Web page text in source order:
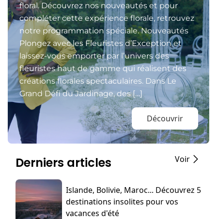
floral. Découvrez nos nouveautés et pour
compléter cette expérience florale, retrouvez
notre programmation spéciale. Nouveautés
Plongez avec les Fleuristes d’Exception et
laissez-vous emporter par l’univers des
fleuristes haut de gamme qui réalisent des
créations florales spectaculaires. Dans Le
Grand Défi du Jardinage, des […]
Découvrir
Derniers articles Voir
Islande, Bolivie, Maroc... Découvrez 5
destinations insolites pour vos
vacances d'été